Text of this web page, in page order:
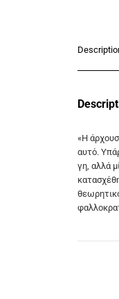
«Η
αυτό.
γη, αλλά